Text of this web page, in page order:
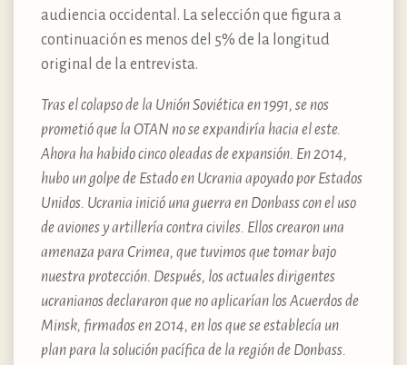
audiencia occidental. La selección que figura a
continuación es menos del 5% de la longitud
original de la entrevista.
Tras el colapso de la Unión Soviética en 1991, se nos
prometió que la OTAN no se expandiría hacia el este.
Ahora ha habido cinco oleadas de expansión. En 2014,
hubo un golpe de Estado en Ucrania apoyado por Estados
Unidos. Ucrania inició una guerra en Donbass con el uso
de aviones y artillería contra civiles. Ellos crearon una
amenaza para Crimea, que tuvimos que tomar bajo
nuestra protección. Después, los actuales dirigentes
ucranianos declararon que no aplicarían los Acuerdos de
Minsk, firmados en 2014, en los que se establecía un
plan para la solución pacífica de la región de Donbass.